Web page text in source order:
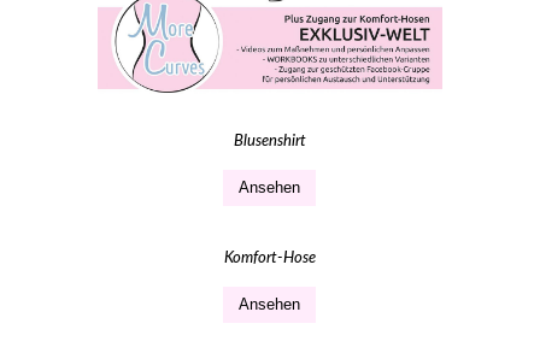
Blusenshirt
Ansehen
Komfort-Hose
Ansehen